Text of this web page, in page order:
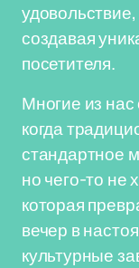
создавая
посетителя.
Многие из нас
когда
стандартное
но чего-то не
которая
вечер в
культурные